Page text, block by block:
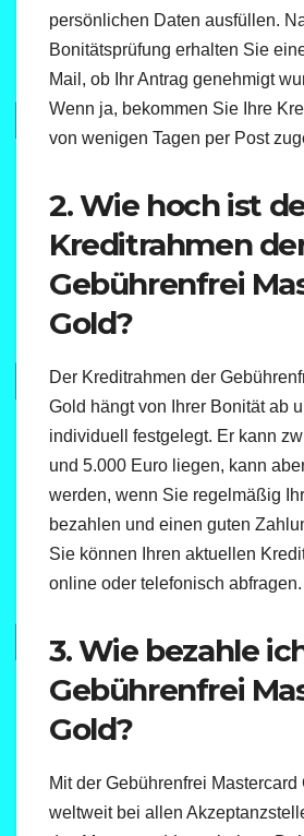
persönlichen Daten ausfüllen.
Bonitätsprüfung erhalten Sie
Mail, ob Ihr Antrag genehmigt
Wenn ja, bekommen Sie Ihre
von wenigen Tagen per Post
2. Wie hoch ist
Kreditrahmen
Gebührenfrei
Gold?
Der Kreditrahmen der
Gold hängt von Ihrer Bonität ab
individuell festgelegt. Er kann
und 5.000 Euro liegen, kann
werden, wenn Sie regelmäßig
bezahlen und einen guten
Sie können Ihren aktuellen
online oder telefonisch abfragen.
3. Wie bezahle
Gebührenfrei
Gold?
Mit der Gebührenfrei
weltweit bei allen